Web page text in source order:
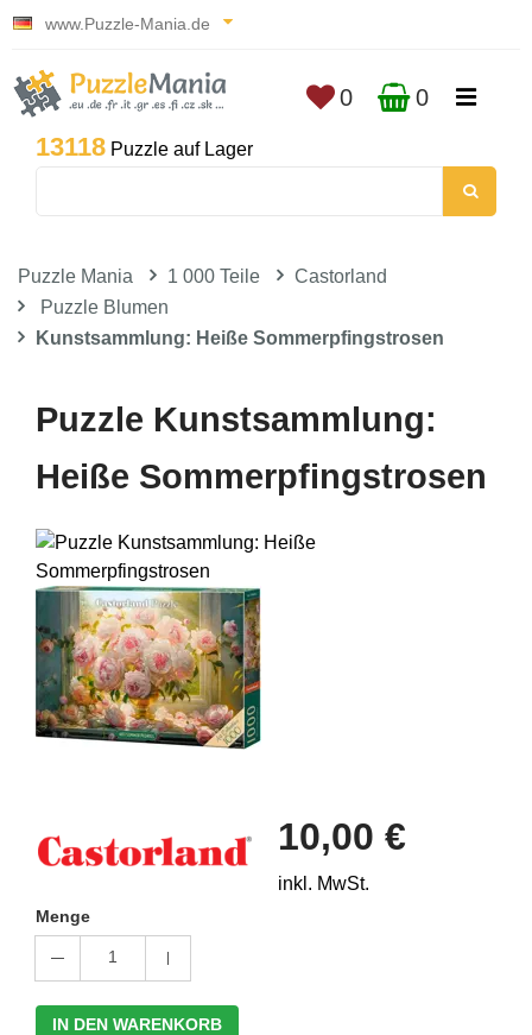
www.Puzzle-Mania.de
13118 Puzzle auf Lager
0 0
Puzzle Mania 1 000 Teile
Castorland
Puzzle Blumen
Kunstsammlung: Heiße Sommerpfingstrosen
Puzzle Kunstsammlung:
Heiße Sommerpfingstrosen
10,00 €
inkl. MwSt.
Menge
1
IN DEN WARENKORB